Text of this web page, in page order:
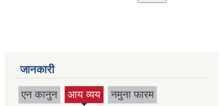
जानकारी
एन कानुन आय व्यय
(active
नमुना फारम